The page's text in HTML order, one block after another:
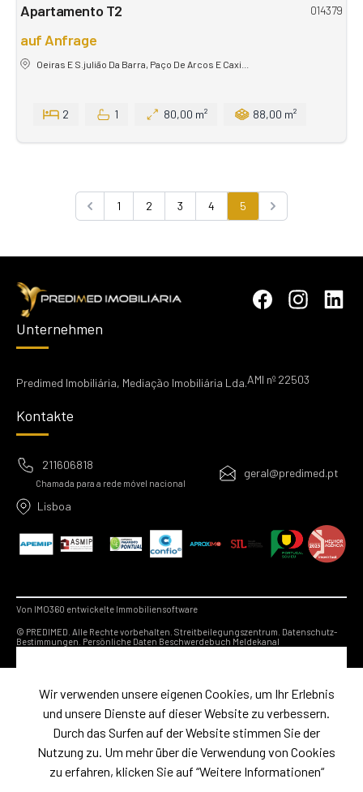
Apartamento T2 014379
auf Anfrage
Oeiras E S.julião Da Barra, Paço De Arcos E Caxi...
2 1 80,00 m² 88,00 m²
Previous
1 2 3 4 5
Next
Unternehmen
Predimed Imobiliária, Mediação Imobiliária Lda.AMI nº 22503
Kontakte
211606818
Chamada para a rede móvel nacional
geral@predimed.pt
Lisboa
Von IMO360 entwickelte Immobiliensoftware
© PREDIMED. Alle Rechte vorbehalten. Streitbeilegungszentrum. Datenschutz-
Bestimmungen. Persönliche Daten Beschwerdebuch Meldekanal
Wir verwenden unsere eigenen Cookies, um Ihr Erlebnis
und unsere Dienste auf dieser Website zu verbessern.
Durch das Surfen auf der Website stimmen Sie der
Nutzung zu. Um mehr über die Verwendung von Cookies
zu erfahren, klicken Sie auf “Weitere Informationen“